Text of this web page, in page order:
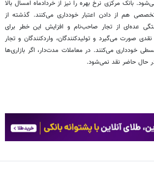
بانک مرکزی نرخ بهره را نیز از خردادماه امسال بالا
هم از دادن اعتبار خودداری می‌کنند. گذشته از
عده‌ای از تجار صاحب‌نام و افزایش این خطر برای
صورت می‌گیرد و تولیدکنندگان، واردکنندگان و تجار
خودداری می‌کنند. در معاملات مدت‌دار، اگر بازاری‌ها
حال حاضر نقد نمی‌شود.